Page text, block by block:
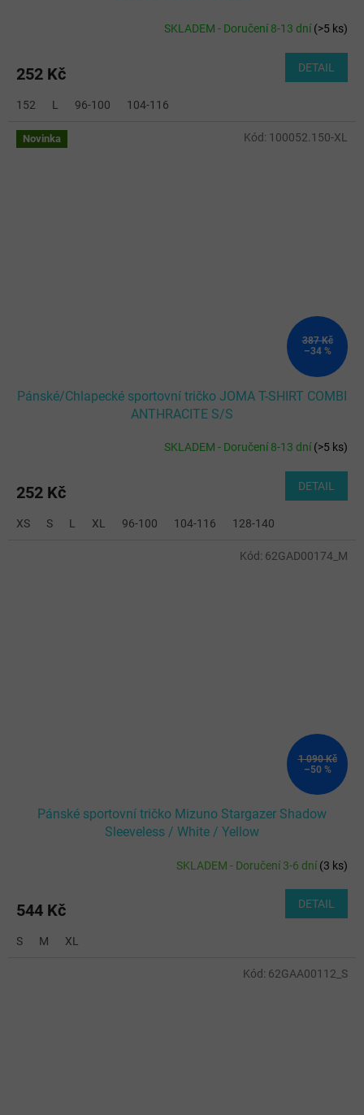
SKLADEM - Doručení 8-13 dní(>5 ks)
252 Kč DETAIL
152 L 96-100 104-116
Novinka
387 Kč
–34 %
Pánské/Chlapecké sportovní tričko JOMA T-SHIRT COMBI
ANTHRACITE S/S
SKLADEM - Doručení 8-13 dní(>5 ks)
252 Kč DETAIL
XS S L XL 96-100 104-116 128-140
Kód: 100052.150-XL
1 090 Kč
–50 %
Pánské sportovní tričko Mizuno Stargazer Shadow
Sleeveless / White / Yellow
SKLADEM - Doručení 3-6 dní(3 ks)
544 Kč DETAIL
S M XL
Kód: 62GAD00174_M
Kód: 62GAA00112_S